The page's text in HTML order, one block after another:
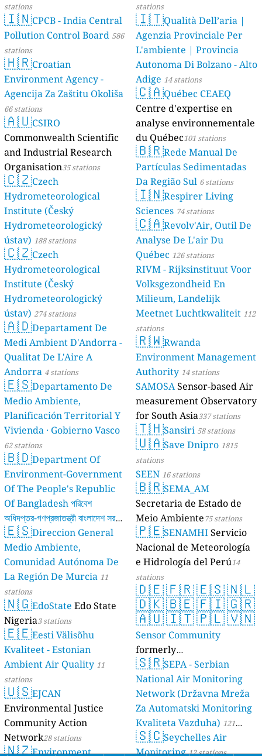
stations
🇮🇳CPCB - India Central
Pollution Control Board 586
stations
🇭🇷Croatian
Environment Agency -
Agencija Za Zaštitu Okoliša
66 stations
🇦🇺CSIRO
Commonwealth Scientific
and Industrial Research
Organisation35 stations
🇨🇿Czech
Hydrometeorological
Institute (Český
Hydrometeorologický
ústav) 188 stations
🇨🇿Czech
Hydrometeorological
Institute (Český
Hydrometeorologický
ústav) 274 stations
🇦🇩Departament De
Medi Ambient D'Andorra -
Qualitat De L'Aire A
Andorra 4 stations
🇪🇸Departamento De
Medio Ambiente,
Planificación Territorial Y
Vivienda · Gobierno Vasco
62 stations
🇧🇩Department Of
Environment-Government
Of The People's Republic
Of Bangladesh পরিবেশ
অধিদপ্তর-গণপ্রজাতন্ত্রী বাংলাদেশ সরকার
17 stations
🇪🇸Direccion General
Medio Ambiente,
Comunidad Autónoma De
La Región De Murcia 11
stations
🇳🇬EdoState Edo State
Nigeria3 stations
🇪🇪Eesti Välisõhu
Kvaliteet - Estonian
Ambient Air Quality 11
stations
🇺🇸EJCAN
Environmental Justice
Community Action
Network28 stations
🇳🇿Environment
stations
🇮🇹Qualità Dell’aria |
Agenzia Provinciale Per
L'ambiente | Provincia
Autonoma Di Bolzano - Alto
Adige 14 stations
🇨🇦Québec CEAEQ
Centre d'expertise en
analyse environnementale
du Québec101 stations
🇧🇷Rede Manual De
Partículas Sedimentadas
Da Região Sul 6 stations
🇮🇳Respirer Living
Sciences 74 stations
🇨🇦Revolv'Air, Outil De
Analyse De L'air Du
Québec 126 stations
RIVM - Rijksinstituut Voor
Volksgezondheid En
Milieum, Landelijk
Meetnet Luchtkwaliteit 112
stations
🇷🇼Rwanda
Environment Management
Authority 14 stations
SAMOSASensor-based Air
measurement Observatory
for South Asia337 stations
🇹🇭Sansiri 58 stations
🇺🇦Save Dnipro 1815
stations
SEEN 16 stations
🇧🇷SEMA_AM
Secretaria de Estado de
Meio Ambiente75 stations
🇵🇪SENAMHIServicio
Nacional de Meteorología
e Hidrología del Perú14
stations
🇩🇪🇫🇷🇪🇸🇳🇱
🇩🇰🇧🇪🇫🇮🇬🇷
🇦🇺🇮🇹🇵🇱🇻🇳
Sensor Community
formerly
luftdaten.info35815 stations
🇸🇷SEPA - Serbian
National Air Monitoring
Network (Državna Mreža
Za Automatski Monitoring
Kvaliteta Vazduha) 121
stations
🇸🇨Seychelles Air
Monitoring 12 stations